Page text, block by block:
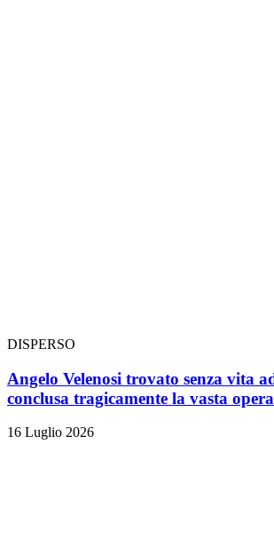
DISPERSO
Angelo Velenosi trovato senza vita
conclusa tragicamente la vasta
16 Luglio 2026